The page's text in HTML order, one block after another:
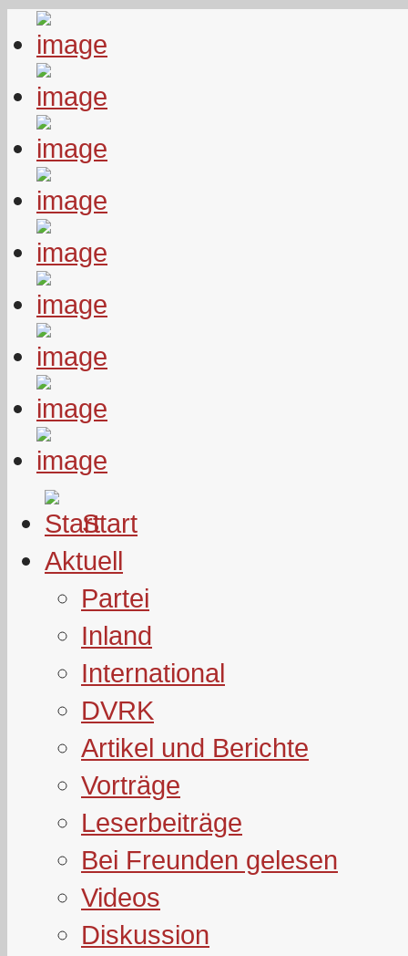
Start
Aktuell
Partei
Inland
International
DVRK
Artikel und Berichte
Vorträge
Leserbeiträge
Bei Freunden gelesen
Videos
Diskussion